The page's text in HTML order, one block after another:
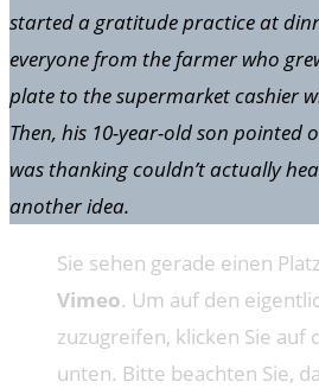
started a gratitude practice at
everyone from the farmer who
plate to the supermarket cashier
Then, his 10-year-old son pointed
was thanking couldn’t actually
another idea.
Sie sehen gerade einen
Vimeo. Um auf den
zuzugreifen, klicken Sie auf
unten. Bitte beachten Sie,